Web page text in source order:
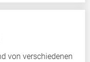
von verschiedenen